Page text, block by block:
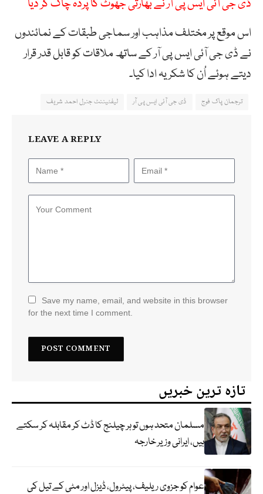
ڈی جی آئی ایس پی آر نے بھارتی جھوٹ کا پردہ چاک کر دیا
اس موقع پر مختلف مذاہب اور سماجی طبقات کے نمائندوں
نے ڈی جی آئی ایس پی آر کے ساتھ ملاقات کو قابل قدر قرار
دیتے ہوئے اُن کا شکریہ ادا کیا۔
ترجمان پاک فوج ڈی جی آئی ایس پی آر لیفٹیننٹ جنرل احمد شریف
LEAVE A REPLY
Save my name, email, and website in this browser
for the next time I comment.
تازہ ترین خبریں
مسلمان متحد ہوں تو ہر چیلنج کا ڈٹ کر مقابلہ کر سکتے
ہیں، ایرانی وزیر خارجہ
عوام کو جزوی ریلیف، پیٹرول، ڈیزل اور مٹی کے تیل کی